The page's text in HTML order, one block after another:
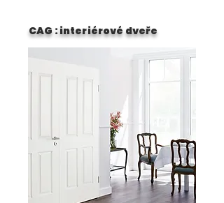
CAG : interiérové dveře